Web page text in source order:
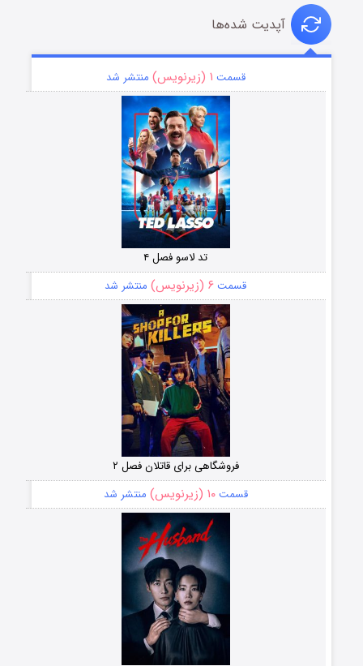
آپدیت شده‌ها
قسمت ۱ (زیرنویس) منتشر شد
تد لاسو فصل ۴
قسمت ۶ (زیرنویس) منتشر شد
فروشگاهی برای قاتلان فصل ۲
قسمت۱۰ (زیرنویس) منتشر شد